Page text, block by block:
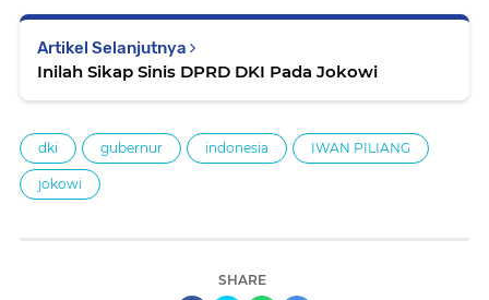
Artikel Selanjutnya
Inilah Sikap Sinis DPRD DKI Pada Jokowi
dki gubernur indonesia IWAN PILIANG
jokowi
SHARE